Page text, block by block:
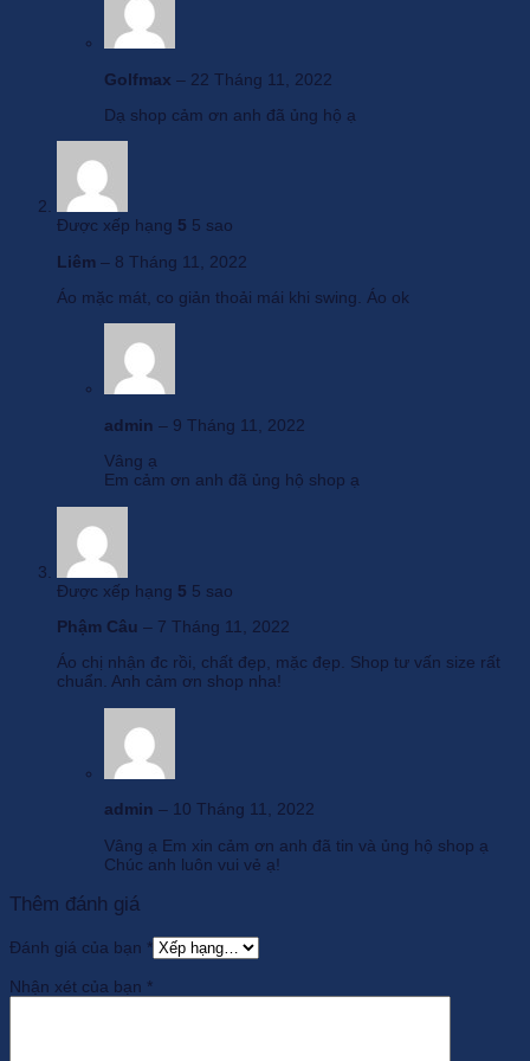
Golfmax – 22 Tháng 11, 2022
Dạ shop cảm ơn anh đã ủng hộ ạ
Được xếp hạng 5 5 sao
Liêm – 8 Tháng 11, 2022
Áo mặc mát, co giản thoải mái khi swing. Áo ok
admin – 9 Tháng 11, 2022
Vâng ạ
Em cảm ơn anh đã ủng hộ shop ạ
Được xếp hạng 5 5 sao
Phậm Câu – 7 Tháng 11, 2022
Áo chị nhận đc rồi, chất đẹp, mặc đẹp. Shop tư vấn size rất
chuẩn. Anh cảm ơn shop nha!
admin – 10 Tháng 11, 2022
Vâng ạ Em xin cảm ơn anh đã tin và ủng hộ shop ạ
Chúc anh luôn vui vẻ ạ!
Thêm đánh giá
Đánh giá của bạn *
Nhận xét của bạn *